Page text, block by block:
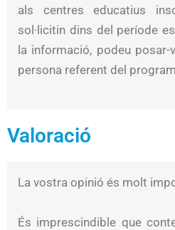
als centres educatius
sol·licitin dins del període
la informació, podeu
persona referent del
Valoració
La vostra opinió és molt
És imprescindible que